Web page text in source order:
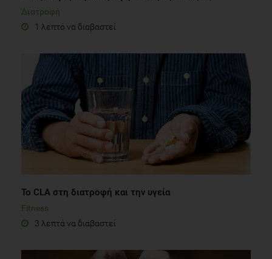
Διατροφή
1 λεπτό να διαβαστεί
Το CLA στη διατροφή και την υγεία
Fitness
3 λεπτά να διαβαστεί